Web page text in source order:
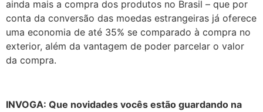
ainda mais a compra dos produtos no Brasil – que por
conta da conversão das moedas estrangeiras já oferece
uma economia de até 35% se comparado à compra no
exterior, além da vantagem de poder parcelar o valor
da compra.
INVOGA: Que novidades vocês estão guardando na